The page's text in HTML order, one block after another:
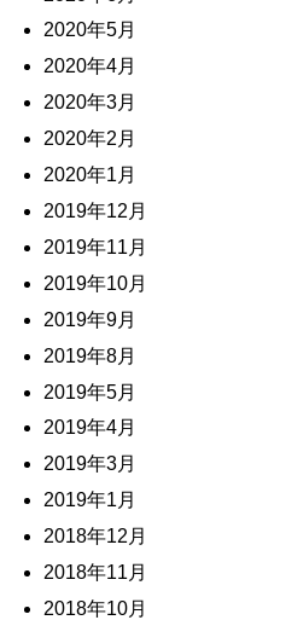
2020年5月
2020年4月
2020年3月
2020年2月
2020年1月
2019年12月
2019年11月
2019年10月
2019年9月
2019年8月
2019年5月
2019年4月
2019年3月
2019年1月
2018年12月
2018年11月
2018年10月